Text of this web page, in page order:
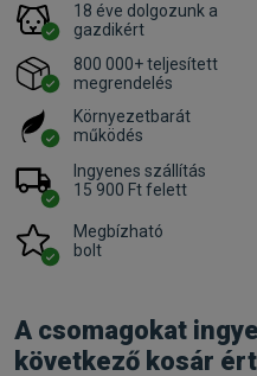
18 éve dolgozunk a
gazdikért
800 000+ teljesített
megrendelés
Környezetbarát
működés
Ingyenes szállítás
15 900 Ft felett
Megbízható
bolt
A csomagokat
következő kosár